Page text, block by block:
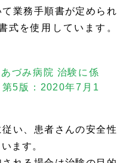
業務手順書が定められ
式を使用しています。
づみ病院 治験に係
5版：2020年7月1
い、患者さんの安全性
ます。